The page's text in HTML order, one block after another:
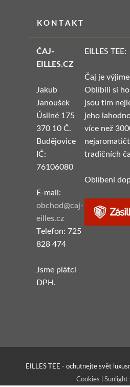
KONTAKT
ČAJ-
EILLES.CZ
Jakub
Janoušek
Úsilné 175
370 10 Č.
Budějovice
IČ:
76106080
E-mail:
obchod@caj-
eilles.cz
Telefon: 725
828 474
Jsme plátci
DPH.
EILLES TEE:
Čaj je
Oblíbili si ho
jsou tím
jeho
více než
tradičních
Oblíbení
EILLES TEE - ochutnejte svět
Cookies
Sunlight